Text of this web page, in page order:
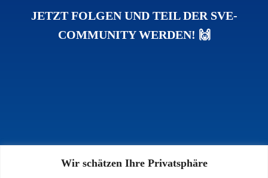
Wir schätzen Ihre Privatsphäre
JETZT FOLGEN UND TEIL DER SVE-
COMMUNITY WERDEN! 🙌
INFOS